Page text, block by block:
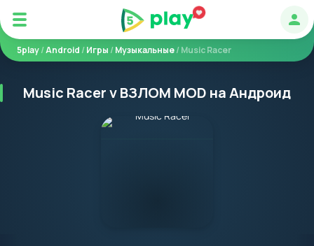
5play/Android /Игры /Музыкальные/ Music Racer
Music Racer v ВЗЛОМ MOD на Андроид